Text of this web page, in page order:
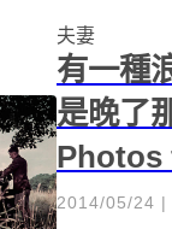
夫妻
有一種
是晚了
Photos
2014/05/24 |